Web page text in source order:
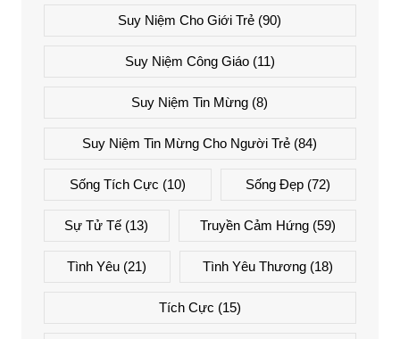
Suy Niệm Cho Giới Trẻ (90)
Suy Niệm Công Giáo(11)
Suy Niệm Tin Mừng (8)
Suy Niệm Tin Mừng Cho Người Trẻ (84)
Sống Tích Cực (10) Sống Đẹp (72)
Sự Tử Tế (13) Truyền Cảm Hứng(59)
Tình Yêu (21) Tình Yêu Thương(18)
Tích Cực (15)